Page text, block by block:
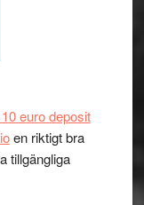
euro deposit
en riktigt bra
tillgängliga